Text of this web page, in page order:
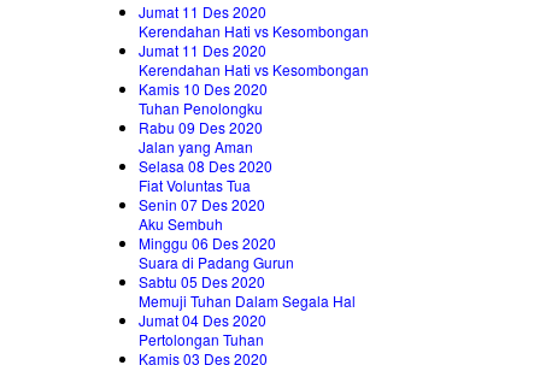
Jumat 11 Des 2020
Kerendahan Hati vs Kesombongan
Jumat 11 Des 2020
Kerendahan Hati vs Kesombongan
Kamis 10 Des 2020
Tuhan Penolongku
Rabu 09 Des 2020
Jalan yang Aman
Selasa 08 Des 2020
Fiat Voluntas Tua
Senin 07 Des 2020
Aku Sembuh
Minggu 06 Des 2020
Suara di Padang Gurun
Sabtu 05 Des 2020
Memuji Tuhan Dalam Segala Hal
Jumat 04 Des 2020
Pertolongan Tuhan
Kamis 03 Des 2020